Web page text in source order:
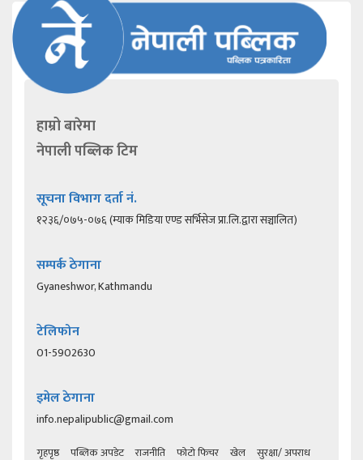
हाम्रो बारेमा
नेपाली पब्लिक टिम
सूचना विभाग दर्ता नं.
१२३६/०७५-०७६ (म्याक मिडिया एण्ड सर्भिसेज प्रा.लि.द्वारा सञ्चालित)
सम्पर्क ठेगाना
Gyaneshwor, Kathmandu
टेलिफोन
01-5902630
इमेल ठेगाना
info.nepalipublic@gmail.com
गृहपृष्ठ पब्लिक अपडेट राजनीति फोटो फिचर खेल सुरक्षा/ अपराध